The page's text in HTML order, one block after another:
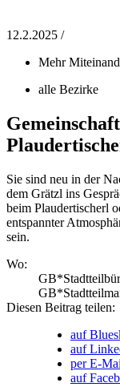
12.2.2025 /
Mehr
alle Bezirke
Sie sind neu in der
dem Grätzl ins
beim Plaudertischerl
entspannter
sein.
Wo:
Diesen Beitrag teilen:
auf
auf
per E-
auf